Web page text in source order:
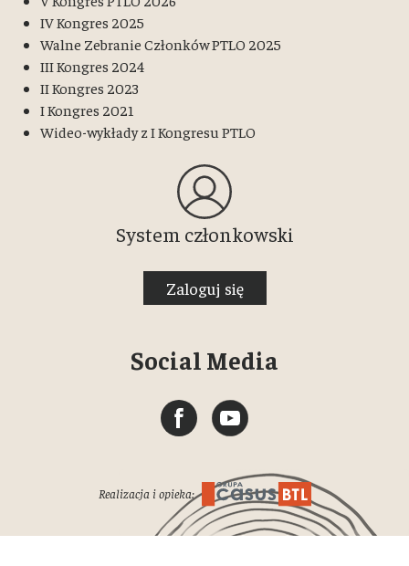
IV Kongres 2025
Walne Zebranie Członków PTLO 2025
III Kongres 2024
II Kongres 2023
I Kongres 2021
Wideo-wykłady z I Kongresu PTLO
System członkowski
Zaloguj się
Social Media
Realizacja i opieka: